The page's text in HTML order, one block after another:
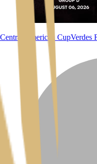
Central American CupVerdes